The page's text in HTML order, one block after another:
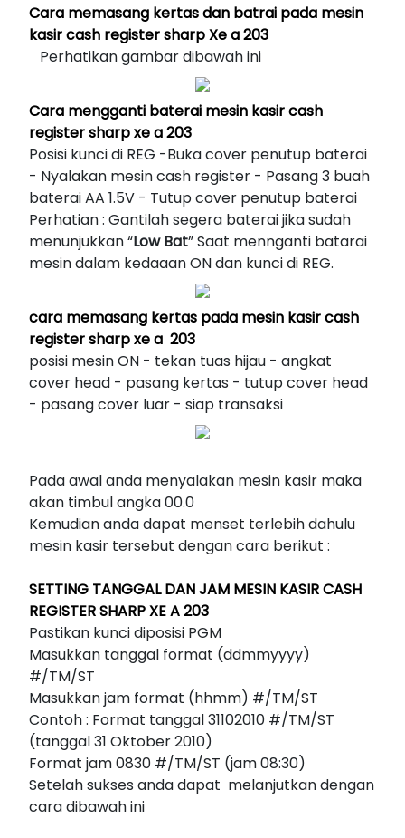
Cara memasang kertas dan batrai pada mesin
kasir cash register sharp Xe a 203
Perhatikan gambar dibawah ini
Cara mengganti baterai mesin kasir cash
register sharp xe a 203
Posisi kunci di REG -Buka cover penutup baterai
- Nyalakan mesin cash register - Pasang 3 buah
baterai AA 1.5V - Tutup cover penutup baterai
Perhatian : Gantilah segera baterai jika sudah
menunjukkan “Low Bat” Saat mennganti batarai
mesin dalam kedaaan ON dan kunci di REG.
cara memasang kertas pada mesin kasir cash
register sharp xe a 203
posisi mesin ON - tekan tuas hijau - angkat
cover head - pasang kertas - tutup cover head
- pasang cover luar - siap transaksi
Pada awal anda menyalakan mesin kasir maka
akan timbul angka 00.0
Kemudian anda dapat menset terlebih dahulu
mesin kasir tersebut dengan cara berikut :
SETTING TANGGAL DAN JAM MESIN KASIR CASH
REGISTER SHARP XE A 203
Pastikan kunci diposisi PGM
Masukkan tanggal format (ddmmyyyy)
#/TM/ST
Masukkan jam format (hhmm) #/TM/ST
Contoh : Format tanggal 31102010 #/TM/ST
(tanggal 31 Oktober 2010)
Format jam 0830 #/TM/ST (jam 08:30)
Setelah sukses anda dapat melanjutkan dengan
cara dibawah ini